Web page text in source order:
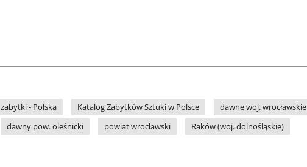
zabytki - Polska Katalog Zabytków Sztuki w Polsce
dawne woj. wrocławskie
dawny pow. oleśnicki powiat wrocławski Raków (woj. dolnośląskie)